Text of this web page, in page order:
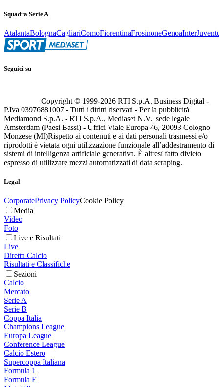
Squadra Serie A
AtalantaBolognaCagliariComoFiorentinaFrosinoneGenoaInter
Seguici su
Copyright © 1999-2026 RTI S.p.A. Business Digital -
P.Iva 03976881007 - Tutti i diritti riservati - Per la pubblicità
Mediamond S.p.A. - RTI S.p.A., Mediaset N.V., sede legale
Amsterdam (Paesi Bassi) - Uffici Viale Europa 46, 20093 Cologno
Monzese (MI)Rispetto ai contenuti e ai dati personali trasmessi e/o
riprodotti è vietata ogni utilizzazione funzionale all’addestramento di
sistemi di intelligenza artificiale generativa. È altresì fatto divieto
espresso di utilizzare mezzi automatizzati di data scraping.
Legal
CorporatePrivacy PolicyCookie Policy
Media
Video
Foto
Live e Risultati
Live
Diretta Calcio
Risultati e Classifiche
Sezioni
Calcio
Mercato
Serie A
Serie B
Coppa Italia
Champions League
Europa League
Conference League
Calcio Estero
Supercoppa Italiana
Formula 1
Formula E